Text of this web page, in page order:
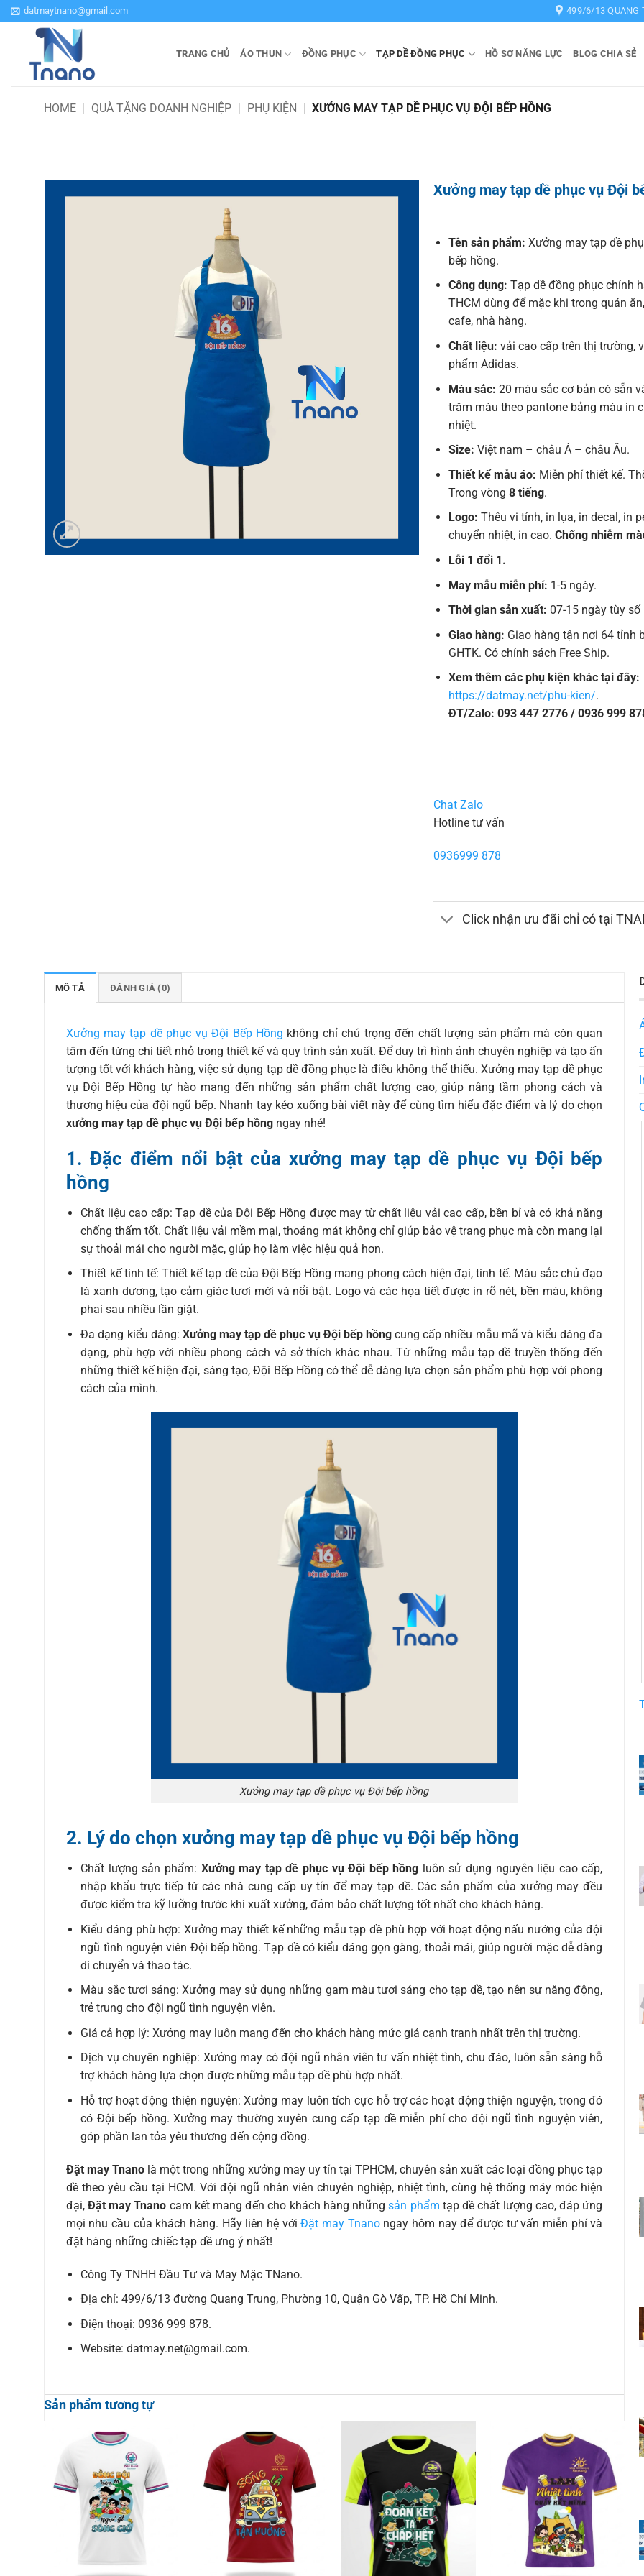
Bỏ
qua
datmaytnano@gmail.com 499/6/13 QUANG
TRANG CHỦ ÁO THUN ĐỒNG PHỤC TẠP DỀ ĐỒNG PHỤC HỒ SƠ NĂNG LỰC BLOG CHIA SẺ
HOME | QUÀ TẶNG DOANH NGHIỆP | PHỤ KIỆN | XƯỞNG MAY TẠP DỀ PHỤC VỤ ĐỘI BẾP HỒNG
Xưởng may tạp dề phục vụ Đội
Tên sản phẩm: Xưởng may tạp dề
bếp hồng.
Công dụng: Tạp dề đồng phục chính
THCM dùng để mặc khi trong quán
cafe, nhà hàng.
Chất liệu: vải cao cấp trên thị trường,
phẩm Adidas.
Màu sắc: 20 màu sắc cơ bản có sẵn
trăm màu theo pantone bảng màu in
nhiệt.
Size: Việt nam – châu Á – châu Âu.
Thiết kế mẫu áo: Miễn phí thiết kế.
Trong vòng 8 tiếng.
Logo: Thêu vi tính, in lụa, in decal, in
chuyển nhiệt, in cao. Chống nhiễm
Lỗi 1 đổi 1.
May mẫu miễn phí: 1-5 ngày.
Thời gian sản xuất: 07-15 ngày tùy số
Giao hàng: Giao hàng tận nơi 64 tỉnh
GHTK. Có chính sách Free Ship.
Xem thêm các phụ kiện khác tại đây:
https://datmay.net/phu-kien/.
ĐT/Zalo: 093 447 2776 / 0936 999
Chat Zalo
Hotline tư vấn
0936999 878
Click nhận ưu đãi chỉ có tại
MÔ TẢ ĐÁNH GIÁ (0)
Xưởng may tạp dề phục vụ Đội Bếp Hồng không chỉ chú trọng đến chất lượng sản phẩm mà còn quan
tâm đến từng chi tiết nhỏ trong thiết kế và quy trình sản xuất. Để duy trì hình ảnh chuyên nghiệp và tạo ấn
tượng tốt với khách hàng, việc sử dụng tạp dề đồng phục là điều không thể thiếu. Xưởng may tạp dề phục
vụ Đội Bếp Hồng tự hào mang đến những sản phẩm chất lượng cao, giúp nâng tầm phong cách và
thương hiệu của đội ngũ bếp. Nhanh tay kéo xuống bài viết này để cùng tìm hiểu đặc điểm và lý do chọn
xưởng may tạp dề phục vụ Đội bếp hồngngay nhé!
1. Đặc điểm nổi bật của xưởng may tạp dề phục vụ Đội bếp
hồng
Chất liệu cao cấp: Tạp dề của Đội Bếp Hồng được may từ chất liệu vải cao cấp, bền bỉ và có khả năng
chống thấm tốt. Chất liệu vải mềm mại, thoáng mát không chỉ giúp bảo vệ trang phục mà còn mang lại
sự thoải mái cho người mặc, giúp họ làm việc hiệu quả hơn.
Thiết kế tinh tế: Thiết kế tạp dề của Đội Bếp Hồng mang phong cách hiện đại, tinh tế. Màu sắc chủ đạo
là xanh dương, tạo cảm giác tươi mới và nổi bật. Logo và các họa tiết được in rõ nét, bền màu, không
phai sau nhiều lần giặt.
Đa dạng kiểu dáng: Xưởng may tạp dề phục vụ Đội bếp hồng cung cấp nhiều mẫu mã và kiểu dáng đa
dạng, phù hợp với nhiều phong cách và sở thích khác nhau. Từ những mẫu tạp dề truyền thống đến
những thiết kế hiện đại, sáng tạo, Đội Bếp Hồng có thể dễ dàng lựa chọn sản phẩm phù hợp với phong
cách của mình.
Xưởng may tạp dề phục vụ Đội bếp hồng
2. Lý do chọn xưởng may tạp dề phục vụ Đội bếp hồng
Chất lượng sản phẩm: Xưởng may tạp dề phục vụ Đội bếp hồng luôn sử dụng nguyên liệu cao cấp,
nhập khẩu trực tiếp từ các nhà cung cấp uy tín để may tạp dề. Các sản phẩm của xưởng may đều
được kiểm tra kỹ lưỡng trước khi xuất xưởng, đảm bảo chất lượng tốt nhất cho khách hàng.
Kiểu dáng phù hợp: Xưởng may thiết kế những mẫu tạp dề phù hợp với hoạt động nấu nướng của đội
ngũ tình nguyện viên Đội bếp hồng. Tạp dề có kiểu dáng gọn gàng, thoải mái, giúp người mặc dễ dàng
di chuyển và thao tác.
Màu sắc tươi sáng: Xưởng may sử dụng những gam màu tươi sáng cho tạp dề, tạo nên sự năng động,
trẻ trung cho đội ngũ tình nguyện viên.
Giá cả hợp lý: Xưởng may luôn mang đến cho khách hàng mức giá cạnh tranh nhất trên thị trường.
Dịch vụ chuyên nghiệp: Xưởng may có đội ngũ nhân viên tư vấn nhiệt tình, chu đáo, luôn sẵn sàng hỗ
trợ khách hàng lựa chọn được những mẫu tạp dề phù hợp nhất.
Hỗ trợ hoạt động thiện nguyện: Xưởng may luôn tích cực hỗ trợ các hoạt động thiện nguyện, trong đó
có Đội bếp hồng. Xưởng may thường xuyên cung cấp tạp dề miễn phí cho đội ngũ tình nguyện viên,
góp phần lan tỏa yêu thương đến cộng đồng.
Đặt may Tnanolà một trong những xưởng may uy tín tại TPHCM, chuyên sản xuất các loại đồng phục tạp
dề theo yêu cầu tại HCM. Với đội ngũ nhân viên chuyên nghiệp, nhiệt tình, cùng hệ thống máy móc hiện
đại, Đặt may Tnano cam kết mang đến cho khách hàng nhữngsản phẩm tạp dề chất lượng cao, đáp ứng
mọi nhu cầu của khách hàng. Hãy liên hệ vớiĐặt may Tnanongay hôm nay để được tư vấn miễn phí và
đặt hàng những chiếc tạp dề ưng ý nhất!
Công Ty TNHH Đầu Tư và May Mặc TNano.
Địa chỉ: 499/6/13 đường Quang Trung, Phường 10, Quận Gò Vấp, TP. Hồ Chí Minh.
Điện thoại: 0936 999 878.
Website: datmay.net@gmail.com.
Sản phẩm tương tự